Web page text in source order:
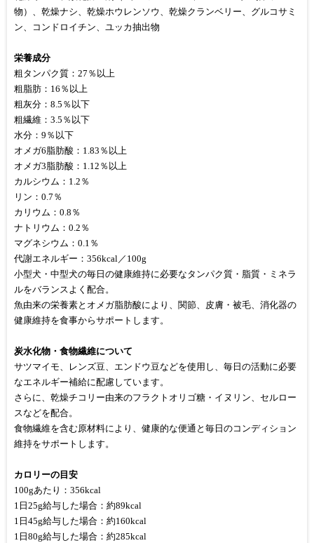
物）、乾燥ナシ、乾燥ホウレンソウ、乾燥クランベリー、グルコサミ
ン、コンドロイチン、ユッカ抽出物
栄養成分
粗タンパク質：27％以上
粗脂肪：16％以上
粗灰分：8.5％以下
粗繊維：3.5％以下
水分：9％以下
オメガ6脂肪酸：1.83％以上
オメガ3脂肪酸：1.12％以上
カルシウム：1.2％
リン：0.7％
カリウム：0.8％
ナトリウム：0.2％
マグネシウム：0.1％
代謝エネルギー：356kcal／100g
小型犬・中型犬の毎日の健康維持に必要なタンパク質・脂質・ミネラ
ルをバランスよく配合。
魚由来の栄養素とオメガ脂肪酸により、関節、皮膚・被毛、消化器の
健康維持を食事からサポートします。
炭水化物・食物繊維について
サツマイモ、レンズ豆、エンドウ豆などを使用し、毎日の活動に必要
なエネルギー補給に配慮しています。
さらに、乾燥チコリー由来のフラクトオリゴ糖・イヌリン、セルロー
スなどを配合。
食物繊維を含む原材料により、健康的な便通と毎日のコンディション
維持をサポートします。
カロリーの目安
100gあたり：356kcal
1日25g給与した場合：約89kcal
1日45g給与した場合：約160kcal
1日80g給与した場合：約285kcal